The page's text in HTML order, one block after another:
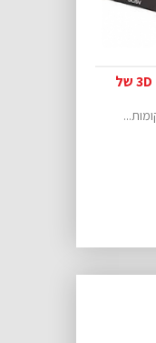
מפצל HDMI ל-4 מסכים 3D 1.4 של